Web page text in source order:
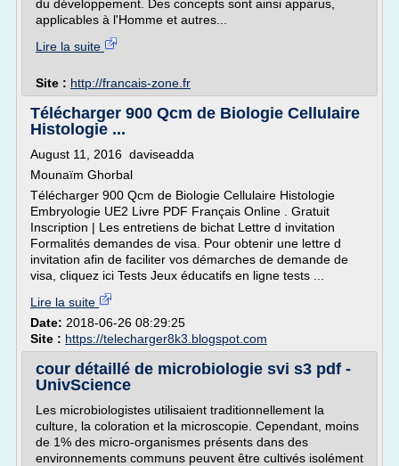
du développement. Des concepts sont ainsi apparus,
applicables à l'Homme et autres...
Lire la suite
Site : http://francais-zone.fr
Télécharger 900 Qcm de Biologie Cellulaire
Histologie ...
August 11, 2016 daviseadda
Mounaïm Ghorbal
Télécharger 900 Qcm de Biologie Cellulaire Histologie
Embryologie UE2 Livre PDF Français Online . Gratuit
Inscription | Les entretiens de bichat Lettre d invitation
Formalités demandes de visa. Pour obtenir une lettre d
invitation afin de faciliter vos démarches de demande de
visa, cliquez ici Tests Jeux éducatifs en ligne tests ...
Lire la suite
Date: 2018-06-26 08:29:25
Site : https://telecharger8k3.blogspot.com
cour détaillé de microbiologie svi s3 pdf -
UnivScience
Les microbiologistes utilisaient traditionnellement la
culture, la coloration et la microscopie. Cependant, moins
de 1% des micro-organismes présents dans des
environnements communs peuvent être cultivés isolément